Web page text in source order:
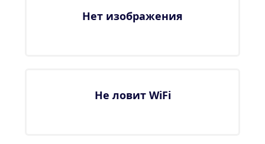
Нет изображения
Не ловит WiFi